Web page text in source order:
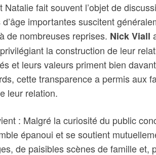
Natalie fait souvent l’objet de
importantes suscitent
de nombreuses reprises. Nick Viall
la construction de leur
et leurs valeurs priment bien
cette transparence a permis aux
leur relation.
: Malgré la curiosité du public
épanoui et se soutient
de paisibles scènes de famille et,